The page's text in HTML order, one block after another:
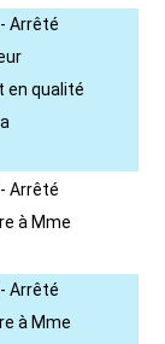
Arrêté
en qualité
Arrêté
à Mme
Arrêté
à Mme